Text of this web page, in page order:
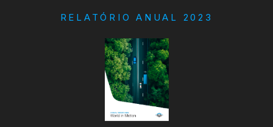
RELATÓRIO ANUAL 2023